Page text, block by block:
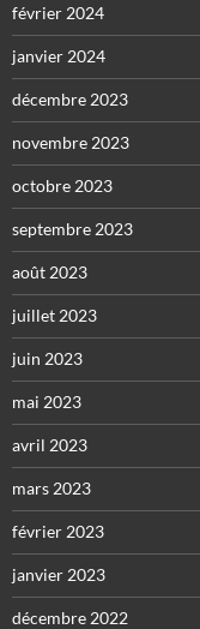
février 2024
janvier 2024
décembre 2023
novembre 2023
octobre 2023
septembre 2023
août 2023
juillet 2023
juin 2023
mai 2023
avril 2023
mars 2023
février 2023
janvier 2023
décembre 2022